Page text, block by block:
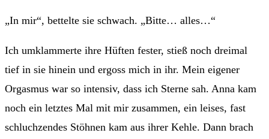
„In mir“, bettelte sie schwach. „Bitte… alles…“
Ich umklammerte ihre Hüften fester, stieß noch dreimal
tief in sie hinein und ergoss mich in ihr. Mein eigener
Orgasmus war so intensiv, dass ich Sterne sah. Anna kam
noch ein letztes Mal mit mir zusammen, ein leises, fast
schluchzendes Stöhnen kam aus ihrer Kehle. Dann brach